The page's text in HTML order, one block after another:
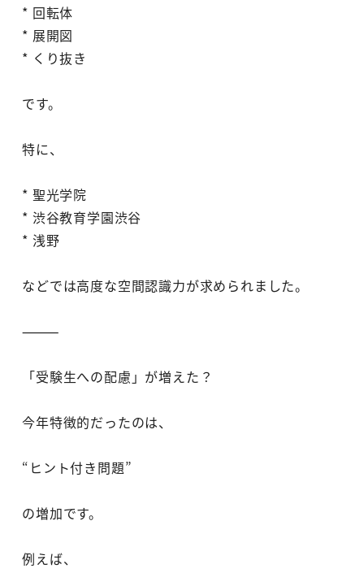
* 回転体
* 展開図
* くり抜き
です。
特に、
* 聖光学院
* 渋谷教育学園渋谷
* 浅野
などでは高度な空間認識力が求められました。
⸻
「受験生への配慮」が増えた？
今年特徴的だったのは、
“ヒント付き問題”
の増加です。
例えば、